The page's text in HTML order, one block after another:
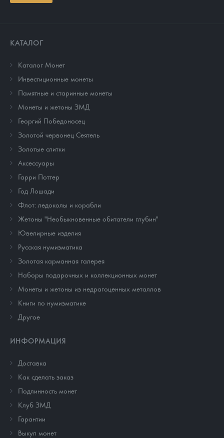
КАТАЛОГ
Каталог Монет
Инвестиционные монеты
Памятные и старинные монеты
Монеты и жетоны ЗМД
Георгий Победоносец
Золотой червонец Сеятель
Золотые слитки
Аксессуары
Гарри Поттер
Год Лошади
Флот: ледоколы и корабли
Жетоны "Необыкновенные обитатели глубин"
Ювелирные изделия
Русская нумизматика
Золотая карманная галерея
Наборы подарочных и коллекционных монет
Монеты и жетоны из недрагоценных металлов
Книги по нумизматике
Другое
ИНФОРМАЦИЯ
Доставка
Как сделать заказ
Подлинность монет
Клуб ЗМД
Гарантии
Выкуп монет